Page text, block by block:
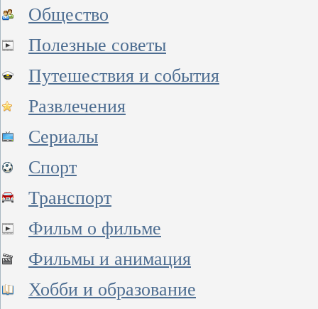
Общество
Полезные советы
Путешествия и события
Развлечения
Сериалы
Спорт
Транспорт
Фильм о фильме
Фильмы и анимация
Хобби и образование